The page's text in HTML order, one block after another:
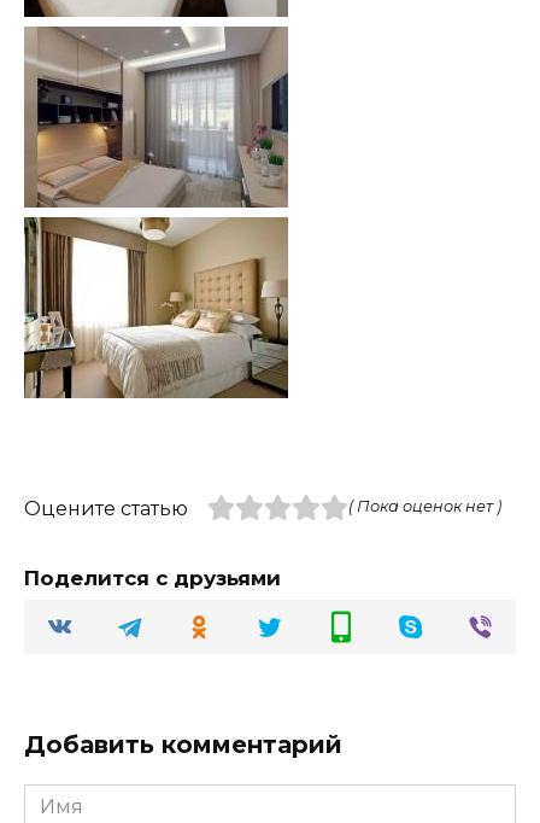
Оцените статью ( Пока оценок нет )
Поделится с друзьями
Добавить комментарий
Имя